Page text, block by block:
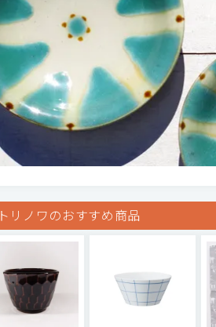
トリノワのおすすめ商品